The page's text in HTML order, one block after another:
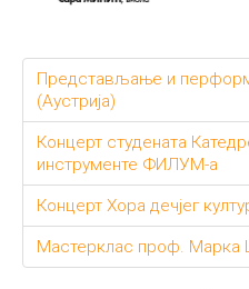
Представљање и
(Аустрија)
Концерт студената
инструменте ФИЛУМ-а
Концерт Хора дечјег
Мастерклас проф. Марка